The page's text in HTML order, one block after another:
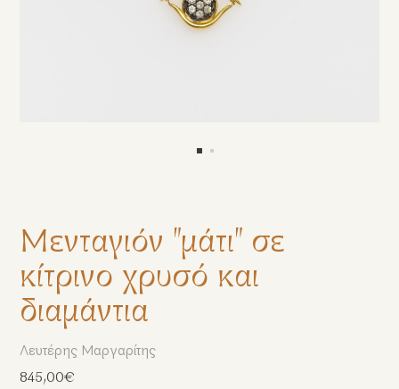
Λευτέρης Μαργαρίτης
845,00€
Μενταγιόν "μάτι" σε
κίτρινο χρυσό και
διαμάντια